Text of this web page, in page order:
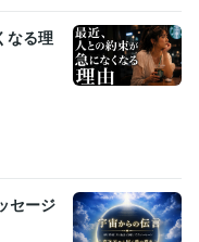
なる理
セージ